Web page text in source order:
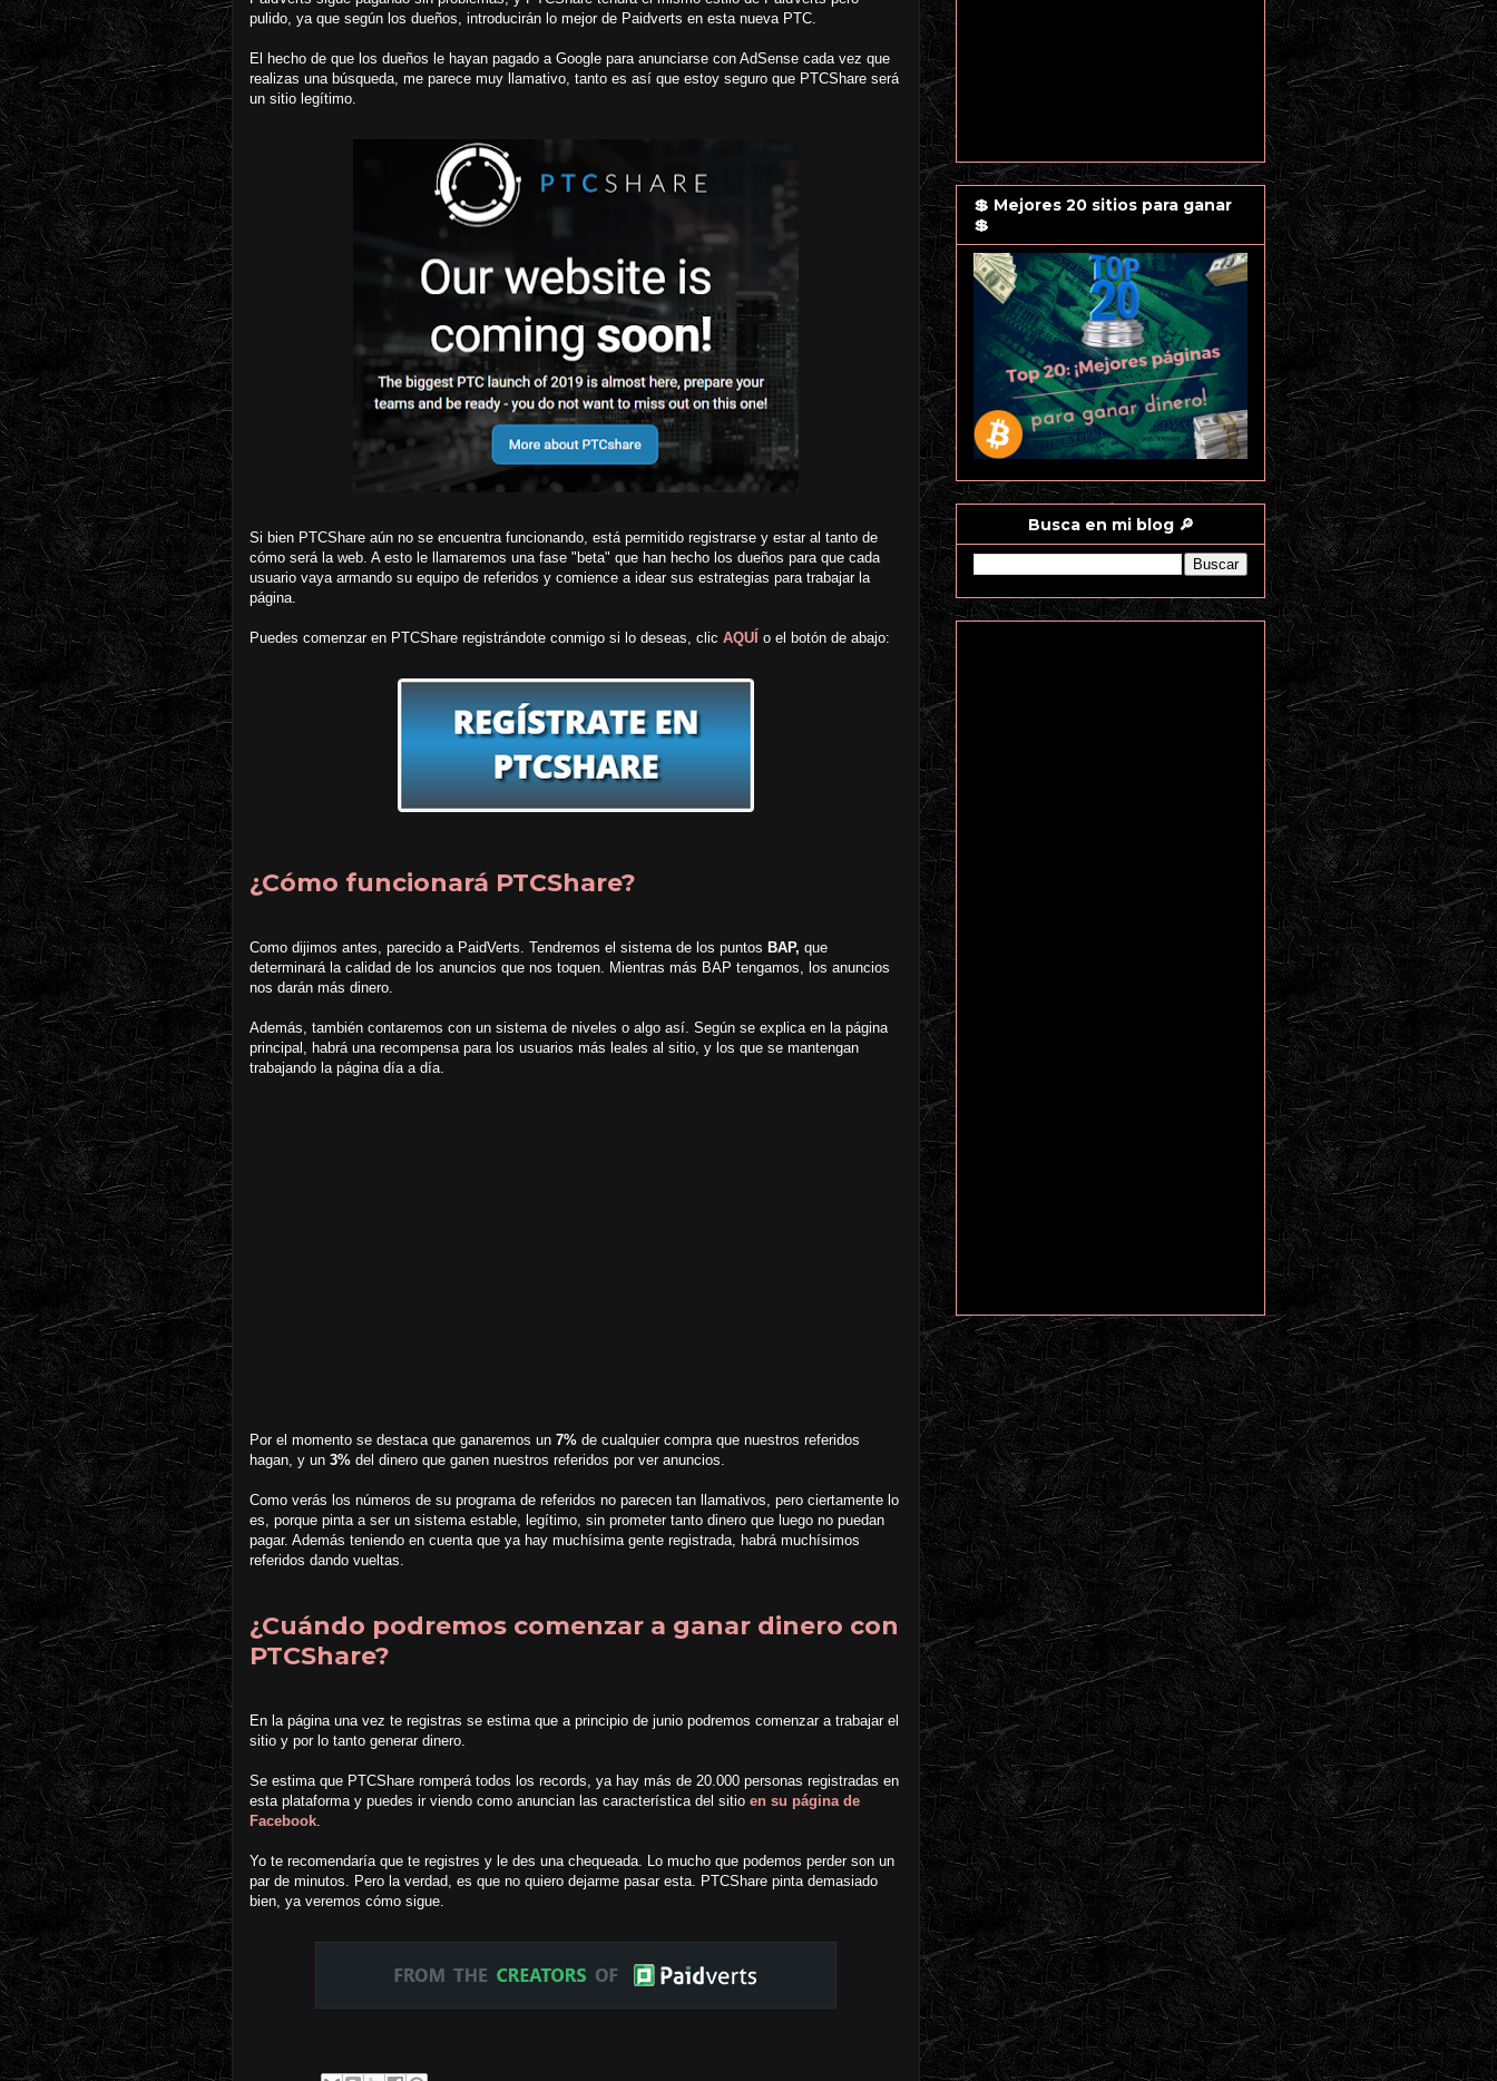
pulido, ya que según los dueños, introducirán lo mejor de Paidverts en esta nueva PTC.
El hecho de que los dueños le hayan pagado a Google para anunciarse con AdSense cada vez que
realizas una búsqueda, me parece muy llamativo, tanto es así que estoy seguro que PTCShare será
un sitio legítimo.
Si bien PTCShare aún no se encuentra funcionando, está permitido registrarse y estar al tanto de
cómo será la web. A esto le llamaremos una fase "beta" que han hecho los dueños para que cada
usuario vaya armando su equipo de referidos y comience a idear sus estrategias para trabajar la
página.
Puedes comenzar en PTCShare registrándote conmigo si lo deseas, clic AQUÍ o el botón de abajo:
¿Cómo funcionará PTCShare?
Como dijimos antes, parecido a PaidVerts. Tendremos el sistema de los puntos BAP, que
determinará la calidad de los anuncios que nos toquen. Mientras más BAP tengamos, los anuncios
nos darán más dinero.
Además, también contaremos con un sistema de niveles o algo así. Según se explica en la página
principal, habrá una recompensa para los usuarios más leales al sitio, y los que se mantengan
trabajando la página día a día.
Por el momento se destaca que ganaremos un 7% de cualquier compra que nuestros referidos
hagan, y un 3% del dinero que ganen nuestros referidos por ver anuncios.
Como verás los números de su programa de referidos no parecen tan llamativos, pero ciertamente lo
es, porque pinta a ser un sistema estable, legítimo, sin prometer tanto dinero que luego no puedan
pagar. Además teniendo en cuenta que ya hay muchísima gente registrada, habrá muchísimos
referidos dando vueltas.
¿Cuándo podremos comenzar a ganar dinero con
PTCShare?
En la página una vez te registras se estima que a principio de junio podremos comenzar a trabajar el
sitio y por lo tanto generar dinero.
Se estima que PTCShare romperá todos los records, ya hay más de 20.000 personas registradas en
esta plataforma y puedes ir viendo como anuncian las característica del sitio en su página de
Facebook
Yo te recomendaría que te registres y le des una chequeada. Lo mucho que podemos perder son un
par de minutos. Pero la verdad, es que no quiero dejarme pasar esta. PTCShare pinta demasiado
bien, ya veremos cómo sigue.
💲 Mejores 20 sitios para ganar
💲
Busca en mi blog 🔎